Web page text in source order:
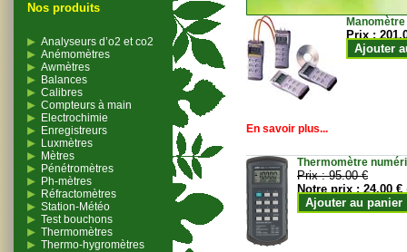
Nos produits
Analyseurs d’o2 et co2
Anémomètres
Awmètres
Balances
Calibres
Compteurs à main
Electrochimie
Enregistreurs
Luxmètres
Mètres
Pénétromètres
Ph-mètres
Réfractomètres
Station-Météo
Test bouchons
Thermomètres
Thermo-hygromètres
Prix :
Ajouter
En savoir plus...
Thermomètre
Prix :95.00 €
Notre prix :24.00 €
Ajouter au panier